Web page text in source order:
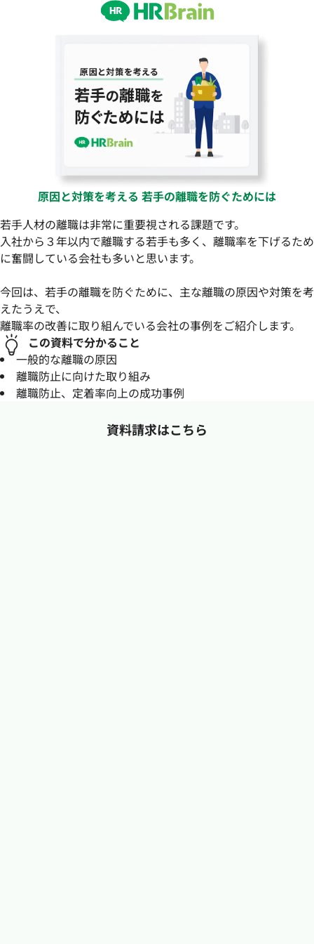
原因と対策を考える 若手の離職を防ぐためには
若手人材の離職は非常に重要視される課題です。
入社から３年以内で離職する若手も多く、離職率を下げるため
に奮闘している会社も多いと思います。
今回は、若手の離職を防ぐために、主な離職の原因や対策を考
えたうえで、
離職率の改善に取り組んでいる会社の事例をご紹介します。
この資料で分かること
一般的な離職の原因
離職防止に向けた取り組み
離職防止、定着率向上の成功事例
資料請求はこちら